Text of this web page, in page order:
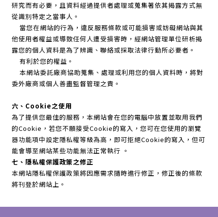
研究而有必要，且資料經過提供者處理或蒐集著依其揭露方式無
從識別特定之當事人。
當您在網站的行為，違反服務條款或可能損害或妨礙網站與其
他使用者權益或導致任何人遭受損害時，經網站管理單位研析揭
露您的個人資料是為了辨識、聯絡或採取法律行動所必要者。
有利於您的權益。
本網站委託廠商協助蒐集、處理或利用您的個人資料時，將對
委外廠商或個人善盡監督管理之責。
六、Cookie之使用
為了提供您最佳的服務，本網站會在您的電腦中放置並取用我們
的Cookie，若您不願接受Cookie的寫入，您可在您使用的瀏覽
器功能項中設定隱私權等級為高，即可拒絕Cookie的寫入，但可
能會導至網站某些功能無法正常執行 。
七、隱私權保護政策之修正
本網站隱私權保護政策將因應需求隨時進行修正，修正後的條款
將刊登於網站上。